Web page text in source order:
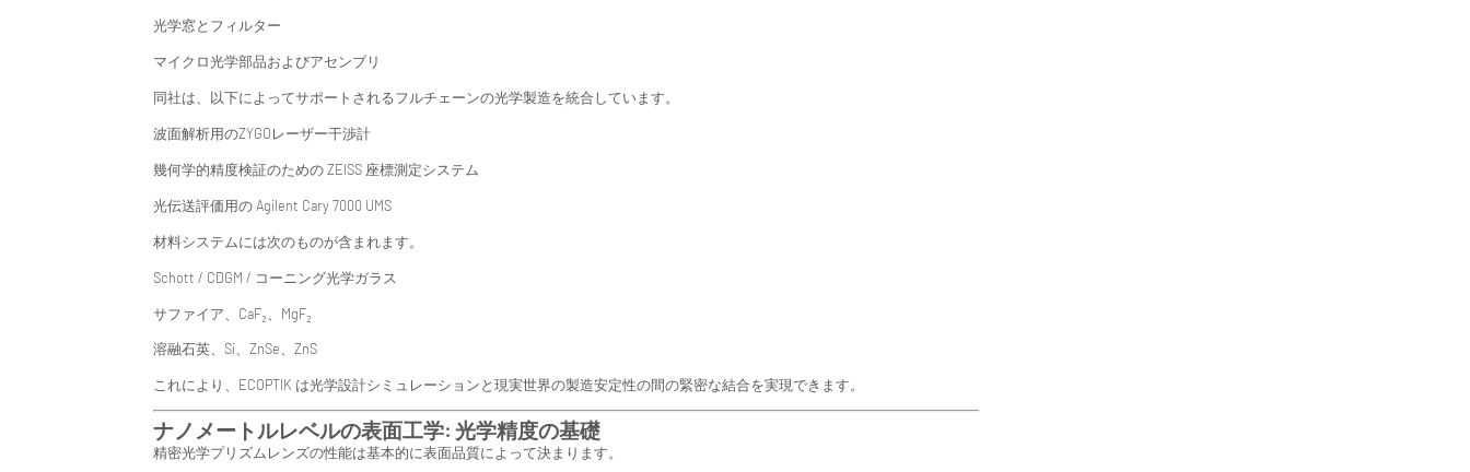
光学窓とフィルター
マイクロ光学部品およびアセンブリ
同社は、以下によってサポートされるフルチェーンの光学製造を統合しています。
波面解析用のZYGOレーザー干渉計
幾何学的精度検証のための ZEISS 座標測定システム
光伝送評価用の Agilent Cary 7000 UMS
材料システムには次のものが含まれます。
Schott / CDGM / コーニング光学ガラス
サファイア、CaF₂、MgF₂
溶融石英、Si、ZnSe、ZnS
これにより、ECOPTIK は光学設計シミュレーションと現実世界の製造安定性の間の緊密な結合を実現できます。
ナノメートルレベルの表面工学: 光学精度の基礎
精密光学プリズムレンズの性能は基本的に表面品質によって決まります。